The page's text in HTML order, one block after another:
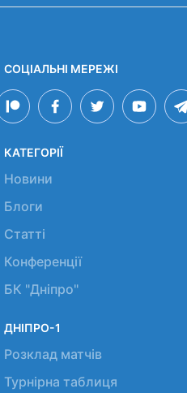
СОЦІАЛЬНІ МЕРЕЖІ
КАТЕГОРІЇ
Новини
Блоги
Статті
Конференції
БК "Дніпро"
ДНІПРО-1
Розклад матчів
Турнірна таблиця